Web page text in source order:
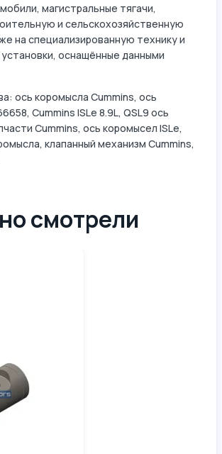
магистральные тягачи,
и сельскохозяйственную
на специализированную технику и
оснащённые данными
ось коромысла Cummins, ось
Cummins ISLe 8.9L, QSL9 ось
Cummins, ось коромысел ISLe,
клапанный механизм Cummins,
смотрели